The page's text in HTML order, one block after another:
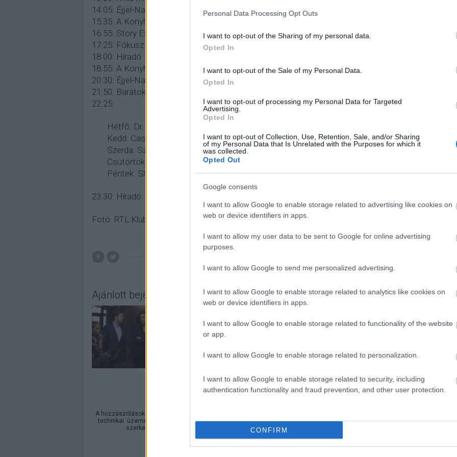
Personal Data Processing Opt Outs
I want to opt-out of the Sharing of my personal data.
Opted In
I want to opt-out of the Sale of my Personal Data.
Opted In
I want to opt-out of processing my Personal Data for Targeted
Advertising.
Opted In
I want to opt-out of Collection, Use, Retention, Sale, and/or Sharing
of my Personal Data that Is Unrelated with the Purposes for which it
was collected.
Opted Out
Google consents
I want to allow Google to enable storage related to advertising like cookies on
web or device identifiers in apps.
I want to allow my user data to be sent to Google for online advertising
purposes.
I want to allow Google to send me personalized advertising.
I want to allow Google to enable storage related to analytics like cookies on
web or device identifiers in apps.
I want to allow Google to enable storage related to functionality of the website
or app.
I want to allow Google to enable storage related to personalization.
I want to allow Google to enable storage related to security, including
authentication functionality and fraud prevention, and other user protection.
CONFIRM
14:05: Éjjel-Nappal Budapest (ism.)
15:35: A Konyhafőnök VIP (ism.)
16:55: Story Extra
17:25: Fókusz
18:00: Híradó
18:55: A Konyhafőnök VIP
20:30: Éjjel-Nappal Budapest
21:50: Barátok közt
22:25:
Hétfő: Dr. Csont (a 10. évad újra)
Kedd: Castle (7x17-től)
Szerda: Szulejmán
Csütörtök: Halálos fegyver (1x10-től)
Péntek: Showder Klub (19. évad, az RTL2-s részek ismétlése)
23:30: Híradó
Fotó: RTL Klub
műsorrend Barátok közt Dr. Csont RTL Klub Showder Klub Szulejmán
Ajánlott bejegyzések:
A hozzászólások a
technikai üzemeltetője semmilyen felelősséget nem vállal, azokat nem ellenőrzi. Kifogás esetén forduljon a blog
szerkesztőjéhez. Részletek a
Felhasználási feltételekben
A
A
játék
M4